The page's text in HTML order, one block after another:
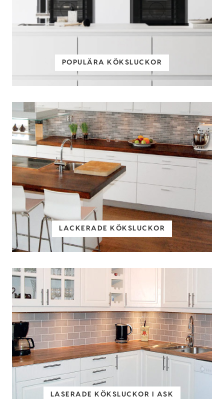
POPULÄRA KÖKSLUCKOR
LACKERADE KÖKSLUCKOR
LASERADE KÖKSLUCKOR I ASK